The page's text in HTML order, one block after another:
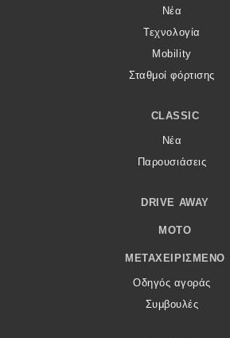
Νέα
Τεχνολογία
Mobility
Σταθμοί φόρτισης
CLASSIC
Νέα
Παρουσιάσεις
DRIVE AWAY
MOTO
ΜΕΤΑΧΕΙΡΙΣΜΈΝΟ
Οδηγός αγοράς
Συμβουλές